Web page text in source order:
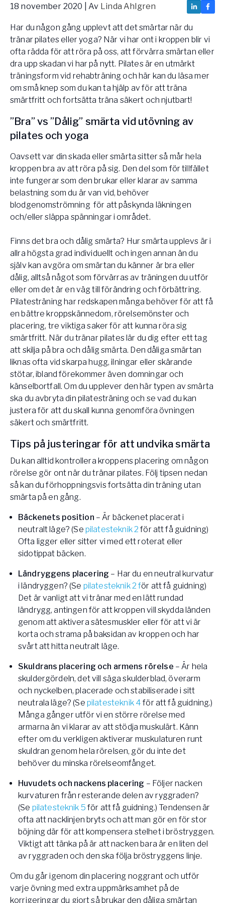
Vården – Yogobe Health & Care
Så stöttar Yogobe patienter, förskrivare och sjukvården
FaR
Fysisk aktivitet på recept
Företag
Stöd till arbetsgivare, försäkringsbolag & organisationer
Arbetsgivare
Yogobe för yogalärare
Hotell & Konferens
18 november 2020 | Av Linda Ahlgren
Har du någon gång upplevt att det smärtar när du
tränar pilates eller yoga? När vi har ont i kroppen blir vi
ofta rädda för att röra på oss, att förvärra smärtan eller
dra upp skadan vi har på nytt. Pilates är en utmärkt
träningsform vid rehabträning och här kan du läsa mer
om små knep som du kan ta hjälp av för att träna
smärtfritt och fortsätta träna säkert och njutbart!
”Bra” vs ”Dålig” smärta vid utövning av
pilates och yoga
Oavsett var din skada eller smärta sitter så mår hela
kroppen bra av att röra på sig. Den del som för tillfället
inte fungerar som den brukar eller klarar av samma
belastning som du är van vid, behöver
blodgenomströmning för att påskynda läkningen
och/eller släppa spänningar i området.
Finns det bra och dålig smärta? Hur smärta upplevs är i
allra högsta grad individuellt och ingen annan än du
själv kan avgöra om smärtan du känner är bra eller
dålig, alltså något som förvärras av träningen du utför
eller om det är en väg till förändring och förbättring.
Pilatesträning har redskapen många behöver för att få
en bättre kroppskännedom, rörelsemönster och
placering, tre viktiga saker för att kunna röra sig
smärtfritt. När du tränar pilates lär du dig efter ett tag
att skilja på bra och dålig smärta. Den dåliga smärtan
liknas ofta vid skarpa hugg, ilningar eller skärande
stötar, ibland förekommer även domningar och
känselbortfall. Om du upplever den här typen av smärta
ska du avbryta din pilatesträning och se vad du kan
justera för att du skall kunna genomföra övningen
säkert och smärtfritt.
Tips på justeringar för att undvika smärta
Du kan alltid kontrollera kroppens placering om någon
rörelse gör ont när du tränar pilates. Följ tipsen nedan
så kan du förhoppningsvis fortsätta din träning utan
smärta på en gång.
Bäckenets position – Är bäckenet placerat i
neutralt läge? (Se pilatesteknik 2 för att få guidning)
Ofta ligger eller sitter vi med ett roterat eller
sidotippat bäcken.
Ländryggens placering – Har du en neutral kurvatur
i ländryggen? (Se pilatesteknik 2 för att få guidning)
Det är vanligt att vi tränar med en lätt rundad
ländrygg, antingen för att kroppen vill skydda länden
genom att aktivera sätesmuskler eller för att vi är
korta och strama på baksidan av kroppen och har
svårt att hitta neutralt läge.
Skuldrans placering och armens rörelse – Är hela
skuldergördeln, det vill säga skulderblad, överarm
och nyckelben, placerade och stabiliserade i sitt
neutrala läge? (Se pilatesteknik 4 för att få guidning.)
Många gånger utför vi en större rörelse med
armarna än vi klarar av att stödja muskulärt. Känn
efter om du verkligen aktiverar muskulaturen runt
skuldran genom hela rörelsen, gör du inte det
behöver du minska rörelseomfånget.
Huvudets och nackens placering – Följer nacken
kurvaturen från resterande delen av ryggraden?
(Se pilatesteknik 5 för att få guidning.) Tendensen är
ofta att nacklinjen bryts och att man gör en för stor
böjning där för att kompensera stelhet i bröstryggen.
Viktigt att tänka på är att nacken bara är en liten del
av ryggraden och den ska följa bröstryggens linje.
Om du går igenom din placering noggrant och utför
varje övning med extra uppmärksamhet på de
korrigeringar du gjort så brukar den dåliga smärtan